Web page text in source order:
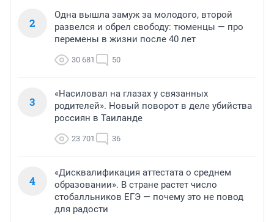
2
Одна вышла замуж за молодого, второй
развелся и обрел свободу: тюменцы — про
перемены в жизни после 40 лет
30 681 50
3
«Насиловал на глазах у связанных
родителей». Новый поворот в деле убийства
россиян в Таиланде
23 701 36
4
«Дисквалификация аттестата о среднем
образовании». В стране растет число
стобалльников ЕГЭ — почему это не повод
для радости